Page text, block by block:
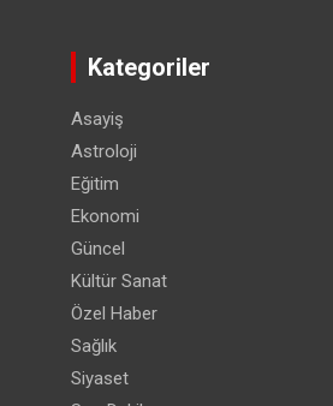
Kategoriler
Asayiş
Astroloji
Eğitim
Ekonomi
Güncel
Kültür Sanat
Özel Haber
Sağlık
Siyaset